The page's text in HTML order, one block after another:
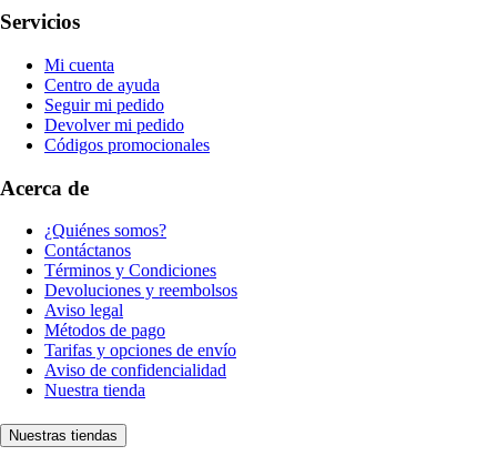
Servicios
Mi cuenta
Centro de ayuda
Seguir mi pedido
Devolver mi pedido
Códigos promocionales
Acerca de
¿Quiénes somos?
Contáctanos
Términos y Condiciones
Devoluciones y reembolsos
Aviso legal
Métodos de pago
Tarifas y opciones de envío
Aviso de confidencialidad
Nuestra tienda
Nuestras tiendas